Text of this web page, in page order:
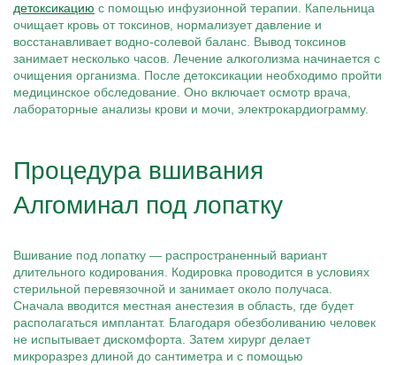
детоксикацию с помощью инфузионной терапии. Капельница
очищает кровь от токсинов, нормализует давление и
восстанавливает водно-солевой баланс. Вывод токсинов
занимает несколько часов. Лечение алкоголизма начинается с
очищения организма. После детоксикации необходимо пройти
медицинское обследование. Оно включает осмотр врача,
лабораторные анализы крови и мочи, электрокардиограмму.
Процедура вшивания
Алгоминал под лопатку
Вшивание под лопатку — распространенный вариант
длительного кодирования. Кодировка проводится в условиях
стерильной перевязочной и занимает около получаса.
Сначала вводится местная анестезия в область, где будет
располагаться имплантат. Благодаря обезболиванию человек
не испытывает дискомфорта. Затем хирург делает
микроразрез длиной до сантиметра и с помощью